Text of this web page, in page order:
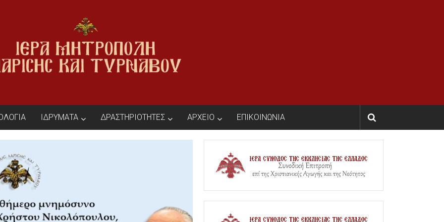
ΙΔΡΥΜΑΤΑ ΔΡΑΣΤΗΡΙΟΤΗΤΕΣ ΑΡΧΕΙΟ ΕΠΙΚΟΙΝΩΝΙΑ